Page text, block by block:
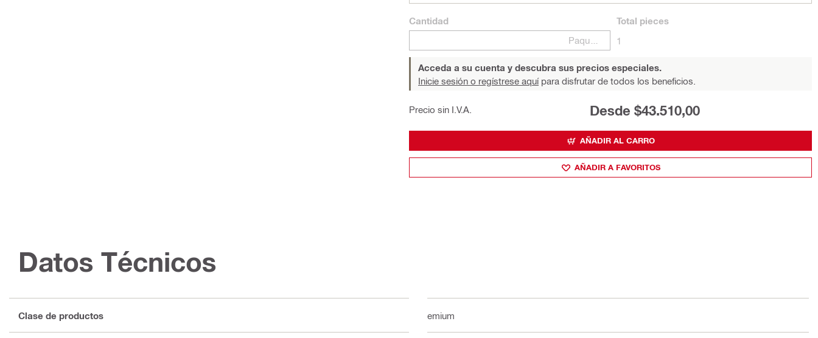
Cantidad
Paquetes
Total pieces
1
Acceda a su cuenta y descubra sus precios especiales.
Inicie sesión o regístrese aquípara disfrutar de todos los beneficios.
Precio sin I.V.A. Desde $43.510,00
AÑADIR AL CARRO
AÑADIR A FAVORITOS
Datos Técnicos
Clase de productos Premium